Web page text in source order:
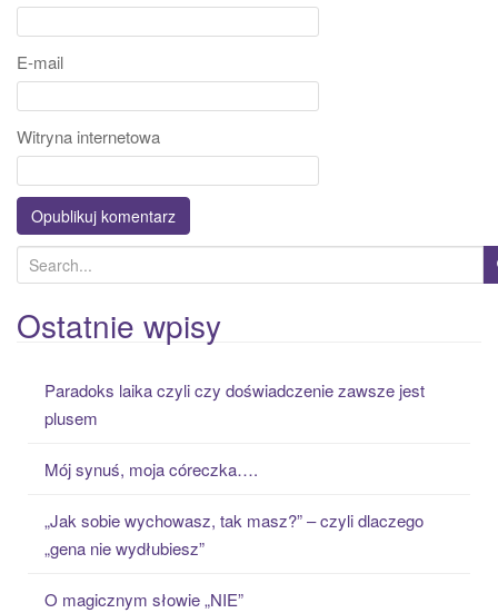
E-mail
Witryna internetowa
e
a
r
Ostatnie wpisy
Paradoks laika czyli czy doświadczenie zawsze jest
plusem
Mój synuś, moja córeczka….
„Jak sobie wychowasz, tak masz?” – czyli dlaczego
„gena nie wydłubiesz”
O magicznym słowie „NIE”